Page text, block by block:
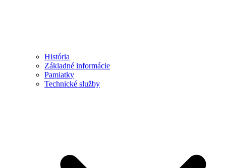
História
Základné informácie
Pamiatky
Technické služby